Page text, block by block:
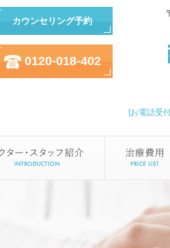
カウンセリング予約
0120-018-402
[お電話受